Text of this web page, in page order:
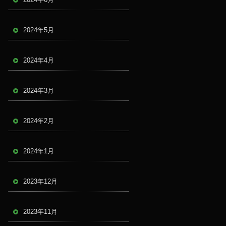
2024年5月
2024年4月
2024年3月
2024年2月
2024年1月
2023年12月
2023年11月